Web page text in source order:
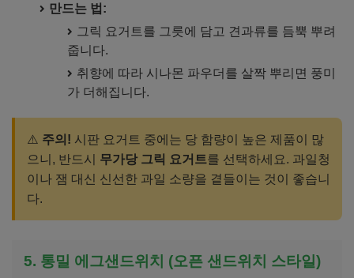
만드는 법:
그릭 요거트를 그릇에 담고 견과류를 듬뿍 뿌려
줍니다.
취향에 따라 시나몬 파우더를 살짝 뿌리면 풍미
가 더해집니다.
⚠️ 주의! 시판 요거트 중에는 당 함량이 높은 제품이 많
으니, 반드시 무가당 그릭 요거트를 선택하세요. 과일청
이나 잼 대신 신선한 과일 소량을 곁들이는 것이 좋습니
다.
5. 통밀 에그샌드위치 (오픈 샌드위치 스타일)